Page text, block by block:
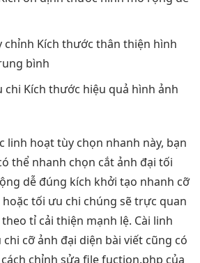
chỉnh Kích thước thân thiện hình
bình
chi Kích thước hiệu quả hình ảnh
linh hoạttùy chọn nhanh này, bạn
thể nhanh chọn cắt ảnh đại tối
dễ đúng kích khởi tạo nhanh cỡ
tối ưu chi chúng sẽtrực quan
theo tỉ cải thiện mạnh lệ. Cài linh
chi cỡ ảnh đại diện bài viết cũng có
chỉnh sửa file fuction.php của